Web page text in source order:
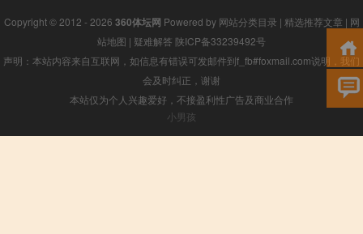
Copyright © 2012 - 2026 360体坛网 Powered by 网站分类目录 | 精选推荐文章 | 网
站地图 | 疑难解答 陕ICP备33239492号
声明：本站内容来自互联网，如信息有错误可发邮件到f_fb#foxmail.com说明，我们
会及时纠正，谢谢
本站仅为个人兴趣爱好，不接盈利性广告及商业合作
小男孩